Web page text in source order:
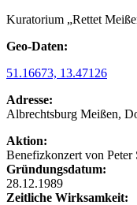
Kuratorium „Rettet
Geo-Daten:
51.16673, 13.47126
Adresse:
Albrechtsburg Meißen,
Aktion:
Benefizkonzert von Peter
Gründungsdatum:
28.12.1989
Zeitliche Wirksamkeit: